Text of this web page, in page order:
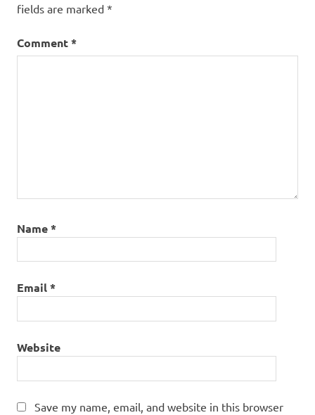
online
fields are marked *
Comment*
Name*
Email*
Website
Save my name, email, and website in this browser